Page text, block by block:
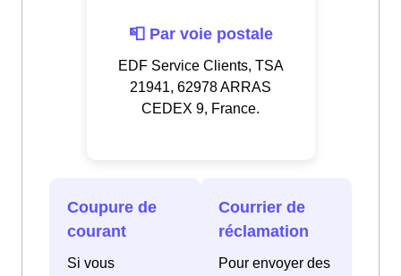
📮 Par voie postale
EDF Service Clients, TSA
21941, 62978 ARRAS
CEDEX 9, France.
Coupure de
courant
Si vous
Courrier de
réclamation
Pour envoyer des